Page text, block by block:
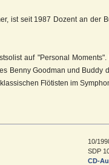
ist seit 1987 Dozent an
auf "Personal
Benny Goodman und
Flötisten im
10/
SDP
CD-